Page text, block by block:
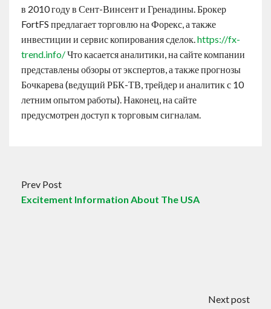
в 2010 году в Сент-Винсент и Гренадины. Брокер
FortFS предлагает торговлю на Форекс, а также
инвестиции и сервис копирования сделок.https://fx-
trend.info/Что касается аналитики, на сайте компании
представлены обзоры от экспертов, а также прогнозы
Бочкарева (ведущий РБК-ТВ, трейдер и аналитик с 10
летним опытом работы). Наконец, на сайте
предусмотрен доступ к торговым сигналам.
Prev Post
Excitement Information About The USA
Next post